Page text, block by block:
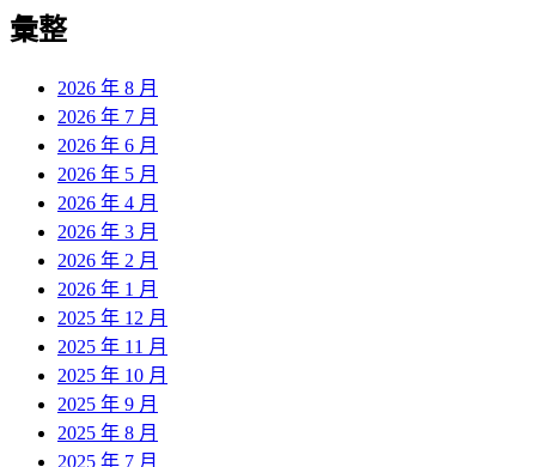
彙整
2026 年 8 月
2026 年 7 月
2026 年 6 月
2026 年 5 月
2026 年 4 月
2026 年 3 月
2026 年 2 月
2026 年 1 月
2025 年 12 月
2025 年 11 月
2025 年 10 月
2025 年 9 月
2025 年 8 月
2025 年 7 月